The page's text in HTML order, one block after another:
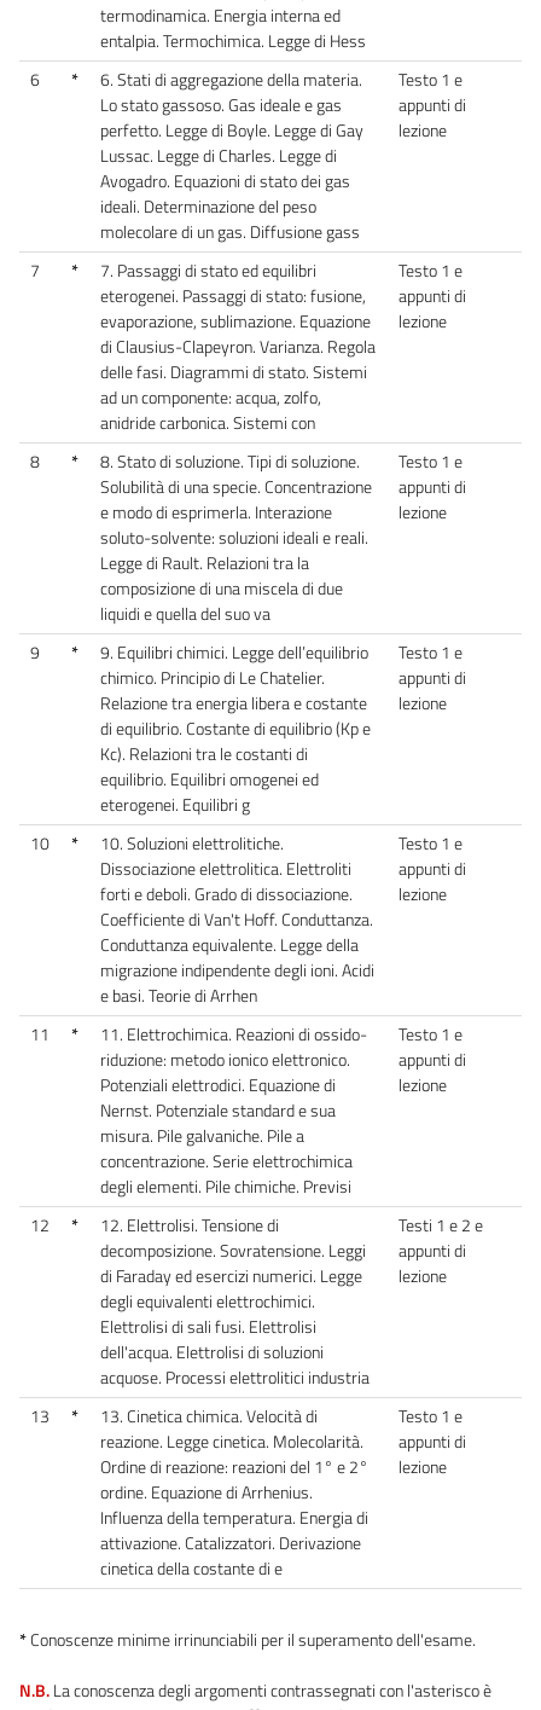
termodinamica. Energia interna ed
entalpia. Termochimica. Legge di Hess
6
*
6. Stati di aggregazione della materia.
Lo stato gassoso. Gas ideale e gas
perfetto. Legge di Boyle. Legge di Gay
Lussac. Legge di Charles. Legge di
Avogadro. Equazioni di stato dei gas
ideali. Determinazione del peso
molecolare di un gas. Diffusione gass
Testo 1 e
appunti di
lezione
7 *
7. Passaggi di stato ed equilibri
eterogenei. Passaggi di stato: fusione,
evaporazione, sublimazione. Equazione
di Clausius-Clapeyron. Varianza. Regola
delle fasi. Diagrammi di stato. Sistemi
ad un componente: acqua, zolfo,
anidride carbonica. Sistemi con
Testo 1 e
appunti di
lezione
8 *
8. Stato di soluzione. Tipi di soluzione.
Solubilità di una specie. Concentrazione
e modo di esprimerla. Interazione
soluto-solvente: soluzioni ideali e reali.
Legge di Rault. Relazioni tra la
composizione di una miscela di due
liquidi e quella del suo va
Testo 1 e
appunti di
lezione
9 *
9. Equilibri chimici. Legge dell’equilibrio
chimico. Principio di Le Chatelier.
Relazione tra energia libera e costante
di equilibrio. Costante di equilibrio (Kp e
Kc). Relazioni tra le costanti di
equilibrio. Equilibri omogenei ed
eterogenei. Equilibri g
Testo 1 e
appunti di
lezione
10 *
10. Soluzioni elettrolitiche.
Dissociazione elettrolitica. Elettroliti
forti e deboli. Grado di dissociazione.
Coefficiente di Van't Hoff. Conduttanza.
Conduttanza equivalente. Legge della
migrazione indipendente degli ioni. Acidi
e basi. Teorie di Arrhen
Testo 1 e
appunti di
lezione
11 *
11. Elettrochimica. Reazioni di ossido-
riduzione: metodo ionico elettronico.
Potenziali elettrodici. Equazione di
Nernst. Potenziale standard e sua
misura. Pile galvaniche. Pile a
concentrazione. Serie elettrochimica
degli elementi. Pile chimiche. Previsi
Testo 1 e
appunti di
lezione
12 *
12. Elettrolisi. Tensione di
decomposizione. Sovratensione. Leggi
di Faraday ed esercizi numerici. Legge
degli equivalenti elettrochimici.
Elettrolisi di sali fusi. Elettrolisi
dell'acqua. Elettrolisi di soluzioni
acquose. Processi elettrolitici industria
Testi 1 e 2 e
appunti di
lezione
13 *
13. Cinetica chimica. Velocità di
reazione. Legge cinetica. Molecolarità.
Ordine di reazione: reazioni del 1° e 2°
ordine. Equazione di Arrhenius.
Influenza della temperatura. Energia di
attivazione. Catalizzatori. Derivazione
cinetica della costante di e
Testo 1 e
appunti di
lezione
*Conoscenze minime irrinunciabili per il superamento dell'esame.
N.B.La conoscenza degli argomenti contrassegnati con l'asterisco è